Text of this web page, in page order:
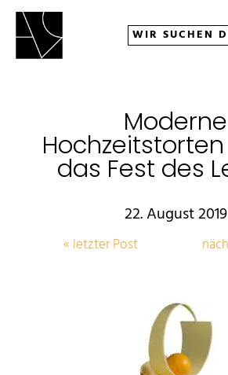
WIR SUCHEN
Moderne
das Fest des
22. August 2019
« letzter Post